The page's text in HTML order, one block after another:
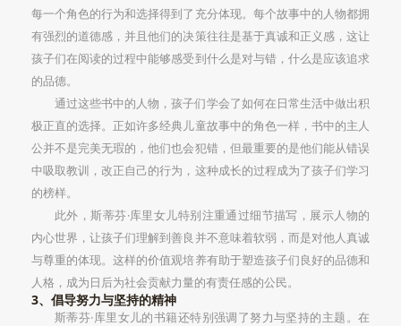
每一个角色的行为和选择得到了充分体现。每个故事中的人物都拥
有强烈的道德感，并且他们的决策往往是基于真诚和正义感，这让
孩子们在阅读的过程中能够感受到什么是对与错，什么是应该追求
的品德。
通过这些书中的人物，孩子们学会了如何在日常生活中做出积
极正直的选择。正如许多经典儿童故事中的角色一样，书中的主人
公并不是完美无瑕的，他们也会犯错，但最重要的是他们能从错误
中吸取教训，改正自己的行为，这种成长的过程成为了孩子们学习
的榜样。
此外，斯蒂芬·库里女儿特别注重通过细节描写，展示人物的
内心世界，让孩子们理解到善良并不意味着软弱，而是对他人真诚
与尊重的体现。这样的价值观培养有助于塑造孩子们良好的品德和
人格，成为日后为社会贡献力量的有责任感的公民。
3、倡导努力与坚持的精神
斯蒂芬·库里女儿的书籍还特别强调了努力与坚持的主题。在